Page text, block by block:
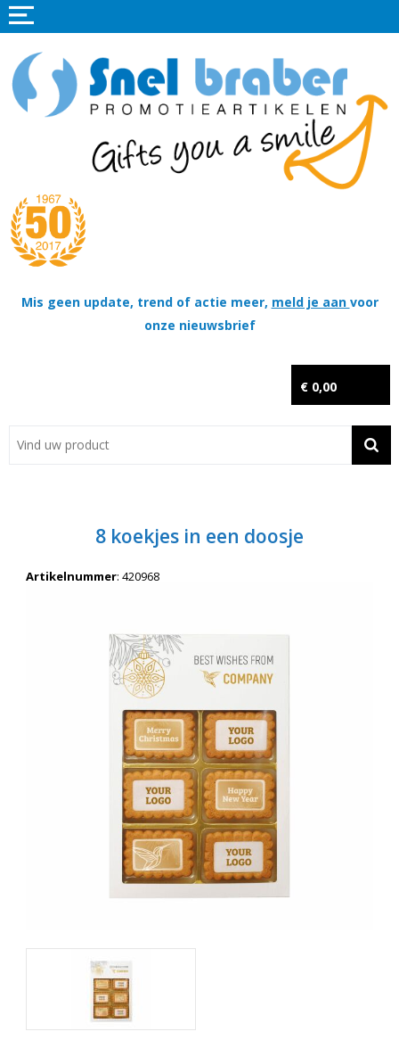
Mis geen update, trend of actie meer, meld je aan voor
onze nieuwsbrief
€ 0,00
Home
Promotieartikelen
Tassen
Thema's
Contact
Wil je snel een advies? Bel nu 053-7920045 of 06-55731304
8 koekjes in een doosje
Artikelnummer: 420968